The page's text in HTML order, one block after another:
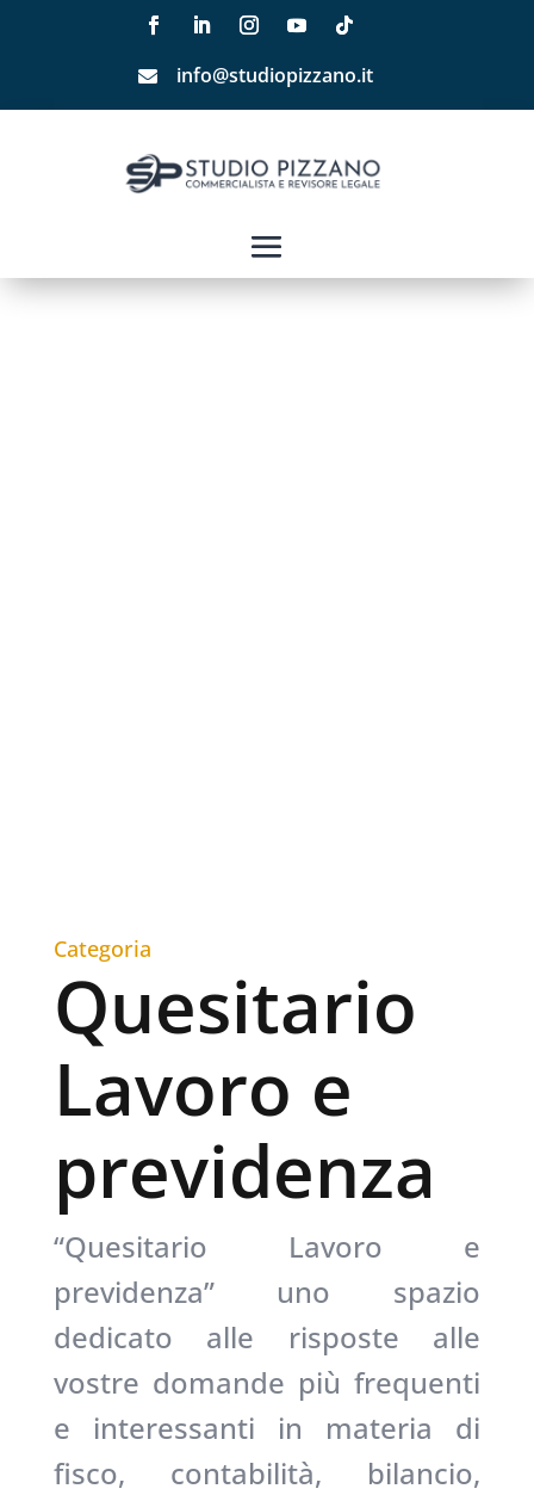
 info@studiopizzano.it
Categoria
Quesitario
Lavoro e
previdenza
“Quesitario Lavoro e
previdenza” uno spazio
dedicato alle risposte alle
vostre domande più frequenti
e interessanti in materia di
fisco, contabilità, bilancio,